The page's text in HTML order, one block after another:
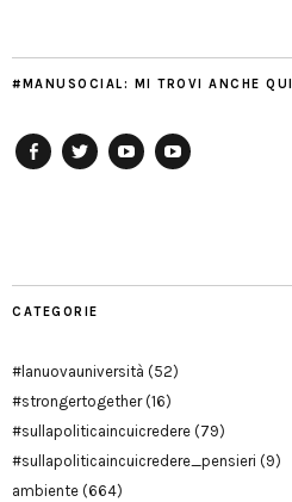
#MANUSOCIAL: MI TROVI ANCHE QUI
CATEGORIE
#lanuovauniversità (52)
#strongertogether(16)
#sullapoliticaincuicredere (79)
#sullapoliticaincuicredere_pensieri (9)
ambiente (664)